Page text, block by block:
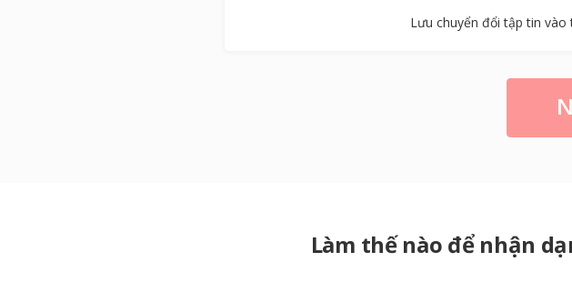
Lưu chuyển đổi tập tin vào
Làm thế nào để nhận